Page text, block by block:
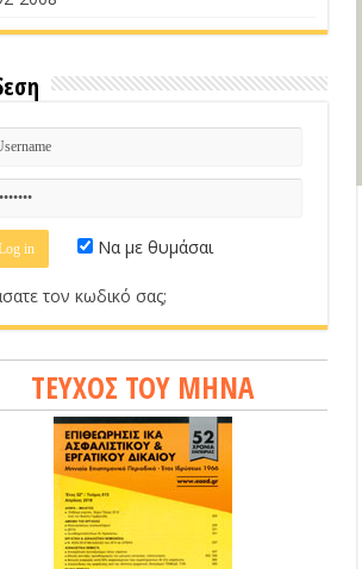
Να με θυμάσαι
τον κωδικό σας;
ΤΕΥΧΟΣ ΤΟΥ ΜΗΝΑ